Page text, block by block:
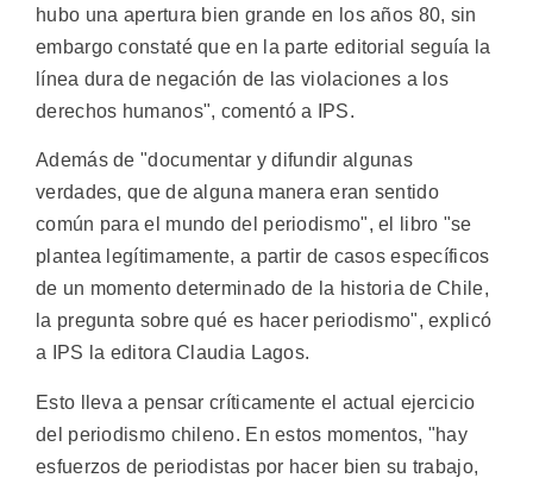
hubo una apertura bien grande en los años 80, sin
embargo constaté que en la parte editorial seguía la
línea dura de negación de las violaciones a los
derechos humanos", comentó a IPS.
Además de "documentar y difundir algunas
verdades, que de alguna manera eran sentido
común para el mundo del periodismo", el libro "se
plantea legítimamente, a partir de casos específicos
de un momento determinado de la historia de Chile,
la pregunta sobre qué es hacer periodismo", explicó
a IPS la editora Claudia Lagos.
Esto lleva a pensar críticamente el actual ejercicio
del periodismo chileno. En estos momentos, "hay
esfuerzos de periodistas por hacer bien su trabajo,